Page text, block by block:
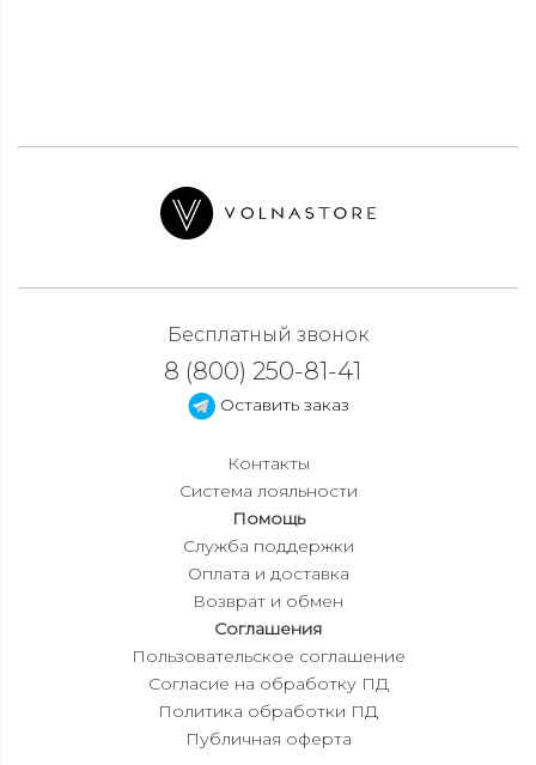
Бесплатный звонок
8 (800) 250-81-41
Оставить заказ
Контакты
Система лояльности
Помощь
Служба поддержки
Оплата и доставка
Возврат и обмен
Соглашения
Пользовательское соглашение
Согласие на обработку ПД
Политика обработки ПД
Публичная оферта